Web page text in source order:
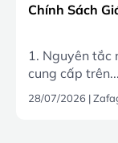
Chính Sách
1. Nguyên tắc
cung cấp
28/07/2026 |